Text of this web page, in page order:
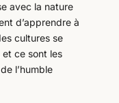
avec la nature
d’apprendre à
cultures se
et ce sont les
l’humble